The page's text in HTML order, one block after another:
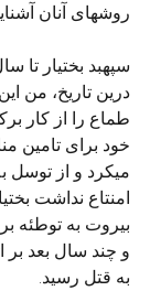
روشهای آنان
سپهبد بختیار تا سال ۱۳۴۰ بر سرکار
درین تاریخ، من
طماع را از کار
خود برای تامین
میکرد و از توسل
امنتاع نداشت
بیروت به توطئه
و چند سال بعد
به قتل رسید.